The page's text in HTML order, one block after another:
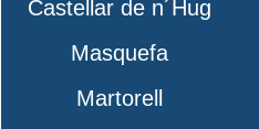
Castellar de n´Hug
Masquefa
Martorell